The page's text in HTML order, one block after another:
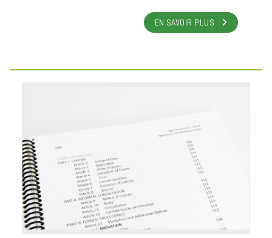
EN SAVOIR PLUS